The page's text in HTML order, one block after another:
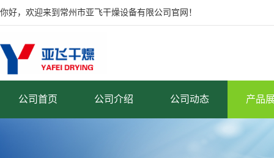
你好，欢迎来到常州市亚飞干燥设备有限公司官网！
公司首页 公司介绍 公司动态 产品